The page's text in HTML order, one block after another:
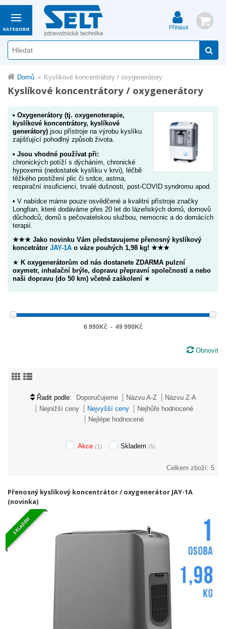
Přihlásit
KATEGORIE
Domů Kyslíkové koncentrátory / oxygenerátory
Kyslíkové koncentrátory / oxygenerátory
▪ Oxygenerátory (tj. oxygenoterapie,
kyslíkové koncentrátory, kyslíkové
generátory) jsou přístroje na výrobu kyslíku
zajišťující pohodlný způsob života.
▪ Jsou vhodné používat při:
chronických potíží s dýcháním, chronické
hypoxemii (nedostatek kyslíku v krvi), léčbě
těžkého postižení plic či srdce, astma,
respirační insuficienci, trvalé dušnosti, post-COVID syndromu apod.
▪ V nabídce máme pouze osvědčené a kvalitní přístroje značky
Longfian, které dodáváme přes 20 let do lázeňských domů, domovů
důchodců, domů s pečovatelskou službou, nemocnic a do domácích
terapií.
★★★ Jako novinku Vám představujeme přenosný kyslíkový
koncetrátor JAY-1A o váze pouhých 1,98 kg! ★★★
★ K oxygenerátorům od nás dostanete ZDARMA pulzní
oxymetr, inhalační brýle, dopravu přepravní společností a nebo
naši dopravu (do 50 km) včetně zaškolení ★
6 990Kč - 49 990Kč
Obnovit
Řadit podle: Doporučujeme Názvu A-Z
Názvu Z-A
Nejnižší ceny
Nejvyšší ceny
Nejhůře hodnocené
Nejlépe hodnocené
Akce (1) Skladem (5)
Celkem zboží: 5
Přenosný kyslíkový koncentrátor / oxygenerátor JAY-1A
(novinka)
SKLADEM